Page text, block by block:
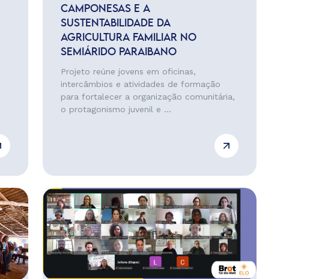
CAMPONESAS E A
SUSTENTABILIDADE DA
AGRICULTURA FAMILIAR NO
SEMIÁRIDO PARAIBANO
Projeto reúne jovens em oficinas,
intercâmbios e atividades de formação
para fortalecer a organização comunitária,
o protagonismo juvenil e ...